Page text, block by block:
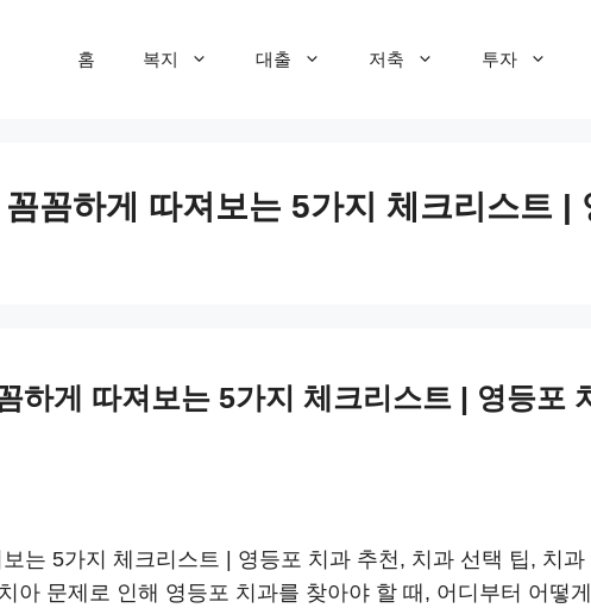
홈 복지 대출 저축 투자
꼼하게 따져보는 5가지 체크리스트 |
하게 따져보는 5가지 체크리스트 | 영등포
는 5가지 체크리스트 | 영등포 치과 추천, 치과 선택 팁, 치
아 문제로 인해 영등포 치과를 찾아야 할 때, 어디부터 어떻